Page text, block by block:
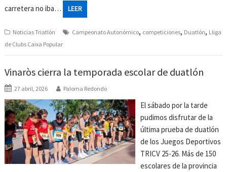
carretera no iba…
LEER
Noticias Triatlón Campeonato Autonómico, competiciones, Duatlón, Lliga
de Clubs Caixa Popular
Vinaròs cierra la temporada escolar de duatlón
27 abril, 2026 Paloma Redondo
El sábado por la tarde
pudimos disfrutar de la
última prueba de duatlón
de los Juegos Deportivos
TRICV 25-26. Más de 150
escolares de la provincia